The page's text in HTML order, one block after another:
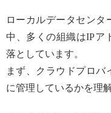
ローカルデータセンタ
中、多くの組織はIPア
落としています。
まず、クラウドプロバ
に管理しているかを理